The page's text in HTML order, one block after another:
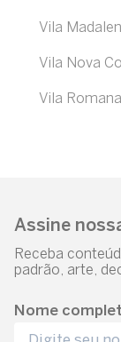
Vila
Vila Nova
Vila Romana
Assine
Receba
padrão, arte,
Nome